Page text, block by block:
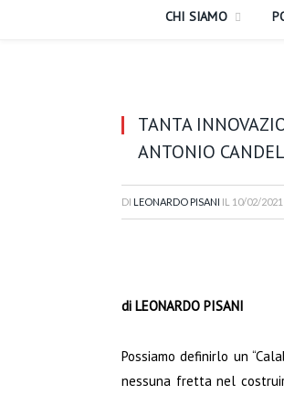
CHI SIAMO
TANTA
ANTONIO
DI LEONARDO PISANI IL 10/02/2021
di LEONARDO PISANI
Possiamo definirlo un
nessuna fretta nel